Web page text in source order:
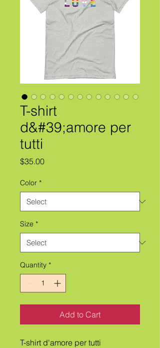
T-shirt
d&#39;amore per
tutti
$35.00Price
Color *
Size *
Quantity *
Add to Cart
T-shirt d'amore per tutti